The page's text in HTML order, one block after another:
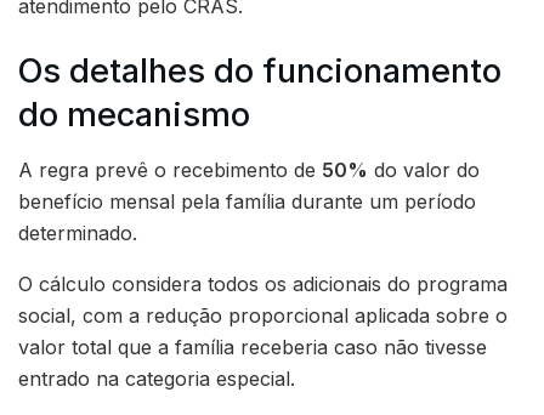
atendimento pelo CRAS.
Os detalhes do funcionamento
do mecanismo
A regra prevê o recebimento de 50% do valor do
benefício mensal pela família durante um período
determinado.
O cálculo considera todos os adicionais do programa
social, com a redução proporcional aplicada sobre o
valor total que a família receberia caso não tivesse
entrado na categoria especial.